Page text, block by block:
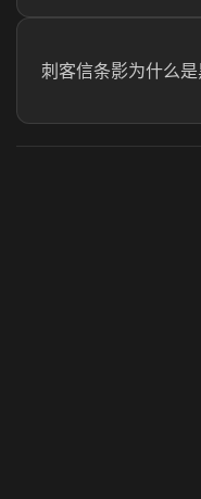
刺客信条影为什么